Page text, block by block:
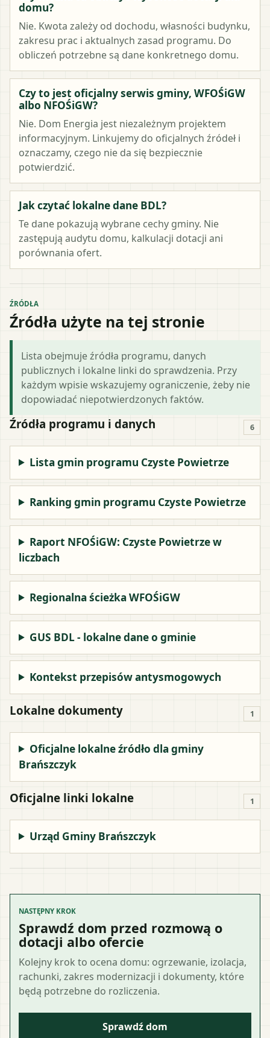
domu?
Nie. Kwota zależy od dochodu, własności budynku,
zakresu prac i aktualnych zasad programu. Do
obliczeń potrzebne są dane konkretnego domu.
Czy to jest oficjalny serwis gminy, WFOŚiGW
albo NFOŚiGW?
Nie. Dom Energia jest niezależnym projektem
informacyjnym. Linkujemy do oficjalnych źródeł i
oznaczamy, czego nie da się bezpiecznie
potwierdzić.
Jak czytać lokalne dane BDL?
Te dane pokazują wybrane cechy gminy. Nie
zastępują audytu domu, kalkulacji dotacji ani
porównania ofert.
ŹRÓDŁA
Źródła użyte na tej stronie
Lista obejmuje źródła programu, danych
publicznych i lokalne linki do sprawdzenia. Przy
każdym wpisie wskazujemy ograniczenie, żeby nie
dopowiadać niepotwierdzonych faktów.
Źródła programu i danych 6
Lista gmin programu Czyste Powietrze
Ranking gmin programu Czyste Powietrze
Raport NFOŚiGW: Czyste Powietrze w
liczbach
Regionalna ścieżka WFOŚiGW
GUS BDL - lokalne dane o gminie
Kontekst przepisów antysmogowych
Lokalne dokumenty 1
Oficjalne lokalne źródło dla gminy
Brańszczyk
Oficjalne linki lokalne 1
Urząd Gminy Brańszczyk
NASTĘPNY KROK
Sprawdź dom przed rozmową o
dotacji albo ofercie
Kolejny krok to ocena domu: ogrzewanie, izolacja,
rachunki, zakres modernizacji i dokumenty, które
będą potrzebne do rozliczenia.
Sprawdź dom